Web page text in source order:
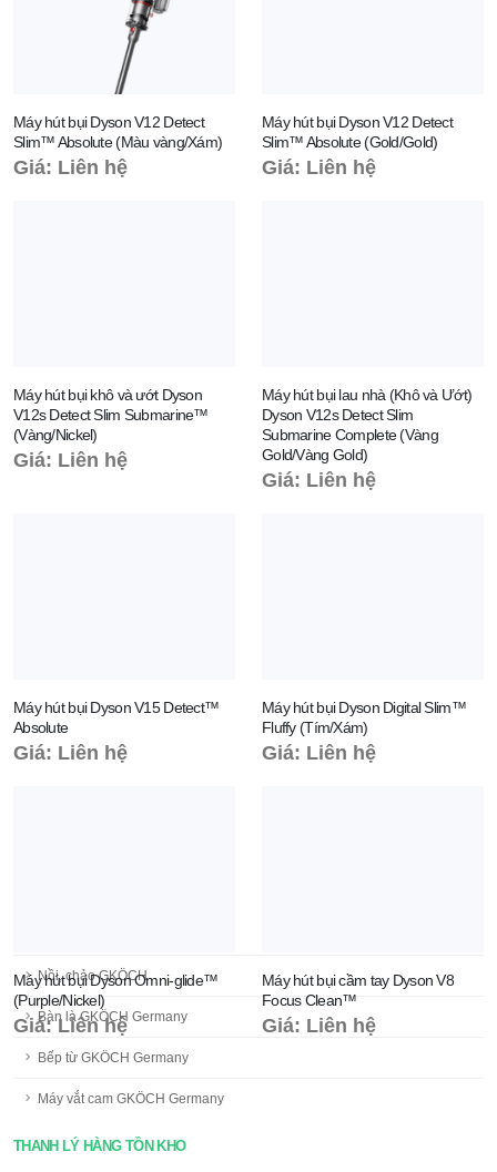
Nồi, chảo GKÖCH
Bàn là GKÖCH Germany
Bếp từ GKÖCH Germany
Máy vắt cam GKÖCH Germany
THANH LÝ HÀNG TỒN KHO
Máy hút bụi Dyson V12 Detect
Slim™ Absolute (Màu vàng/Xám)
Giá: Liên hệ
Máy hút bụi Dyson V12 Detect
Slim™ Absolute (Gold/Gold)
Giá: Liên hệ
Máy hút bụi khô và ướt Dyson
V12s Detect Slim Submarine™
(Vàng/Nickel)
Giá: Liên hệ
Máy hút bụi lau nhà (Khô và Ướt)
Dyson V12s Detect Slim
Submarine Complete (Vàng
Gold/Vàng Gold)
Giá: Liên hệ
Máy hút bụi Dyson V15 Detect™
Absolute
Giá: Liên hệ
Máy hút bụi Dyson Digital Slim™
Fluffy (Tím/Xám)
Giá: Liên hệ
Máy hút bụi Dyson Omni-glide™
(Purple/Nickel)
Giá: Liên hệ
Máy hút bụi cầm tay Dyson V8
Focus Clean™
Giá: Liên hệ